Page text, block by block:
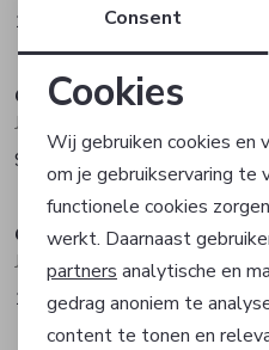
149,99
Covered
Jas
99,99
Covered
Jas
119,99
Personalisatie
Analytische cookies
Marketing cookies
Consent
Cookies
Wij gebruiken cookies en
om je gebruikservaring te
functionele cookies
werkt. Daarnaast
partners analytische en
gedrag anoniem te
content te tonen en